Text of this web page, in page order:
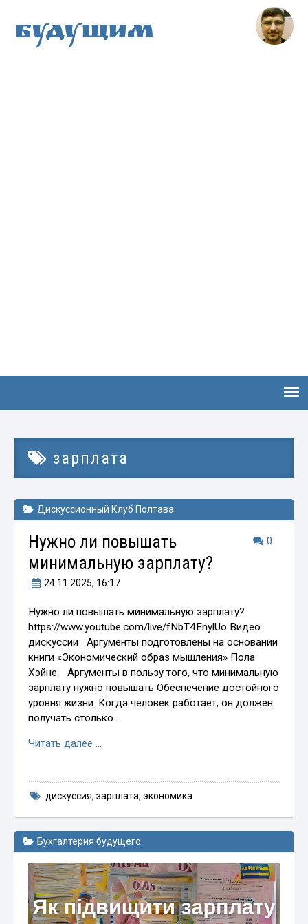
Будущим
зарплата
Дискуссионный Клуб Полтава
0
Нужно ли повышать
минимальную зарплату?
24.11.2025, 16:17
Нужно ли повышать минимальную зарплату?
https://www.youtube.com/live/fNbT4EnylUo Видео
дискуссии Аргументы подготовлены на основании
книги «Экономический образ мышления» Пола
Хэйне. Аргументы в пользу того, что минимальную
зарплату нужно повышать Обеспечение достойного
уровня жизни. Когда человек работает, он должен
получать столько…
Читать далее …
дискуссия, зарплата, экономика
Бухгалтерия будущего